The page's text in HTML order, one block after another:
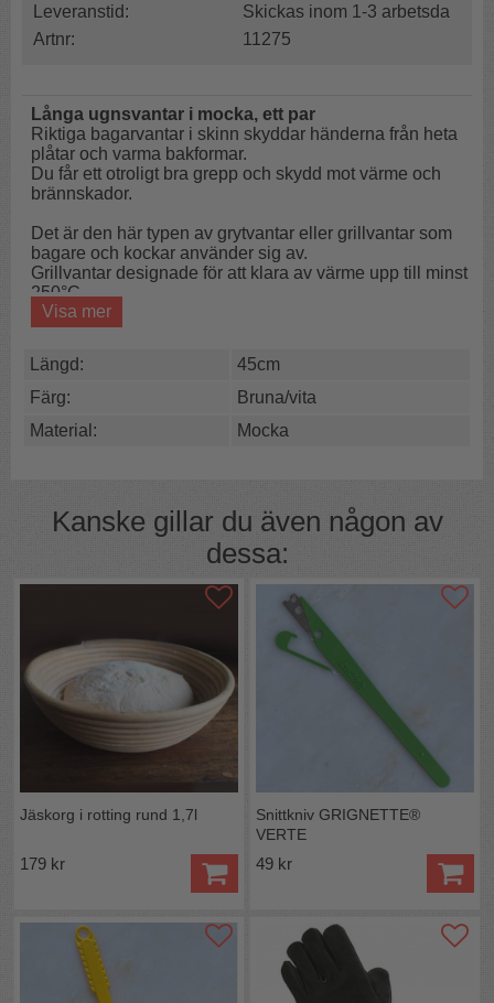
Leveranstid:
Skickas inom 1-3 arbetsda
Artnr:
11275
Långa ugnsvantar i mocka, ett par
Riktiga bagarvantar i skinn skyddar händerna från heta
plåtar och varma bakformar.
Du får ett otroligt bra grepp och skydd mot värme och
brännskador.
Det är den här typen av grytvantar eller grillvantar som
bagare och kockar använder sig av.
Grillvantar designade för att klara av värme upp till minst
250°C.
Ugnsvante i mocka med krage i mocka skyddar
spisen.
Självklart är det ett par vantar så att du kan skydda båda
händerna, höger och vänster hand.
Helt perfekt som grillvantar till mästergrillaren eftersom
men mjuk textil. På sidan va varje skyddsvante finns en
ögla för upphängning.
Visa mer
Längd:
45cm
Färg:
Bruna/vita
Material:
Mocka
Kanske gillar du även någon av
dessa:
Jäskorg i rotting rund 1,7l
179 kr
Snittkniv GRIGNETTE®
VERTE
49 kr